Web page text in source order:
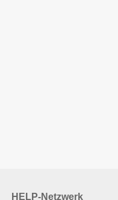
HELP-Netzwerk